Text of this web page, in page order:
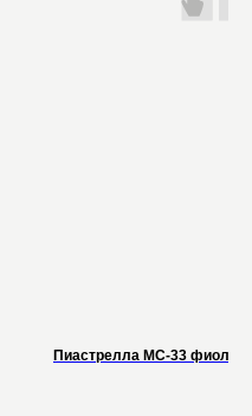
Пиастрелла МС-33